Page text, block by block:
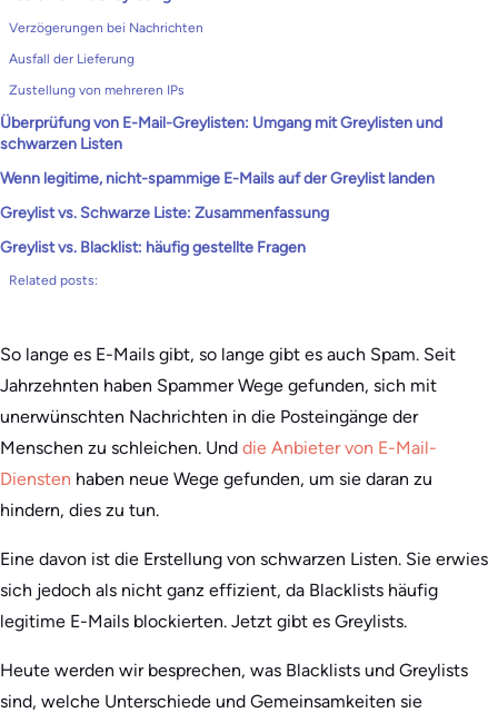
Verzögerungen bei Nachrichten
Ausfall der Lieferung
Zustellung von mehreren IPs
Überprüfung von E-Mail-Greylisten: Umgang mit Greylisten und
schwarzen Listen
Wenn legitime, nicht-spammige E-Mails auf der Greylist landen
Greylist vs. Schwarze Liste: Zusammenfassung
Greylist vs. Blacklist: häufig gestellte Fragen
Related posts:
So lange es E-Mails gibt, so lange gibt es auch Spam. Seit
Jahrzehnten haben Spammer Wege gefunden, sich mit
unerwünschten Nachrichten in die Posteingänge der
Menschen zu schleichen. Und die Anbieter von E-Mail-
Diensten haben neue Wege gefunden, um sie daran zu
hindern, dies zu tun.
Eine davon ist die Erstellung von schwarzen Listen. Sie erwies
sich jedoch als nicht ganz effizient, da Blacklists häufig
legitime E-Mails blockierten. Jetzt gibt es Greylists.
Heute werden wir besprechen, was Blacklists und Greylists
sind, welche Unterschiede und Gemeinsamkeiten sie